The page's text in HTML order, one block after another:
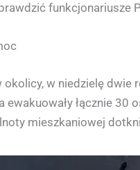
w niedzielę dwie
łącznie
mieszkaniowej